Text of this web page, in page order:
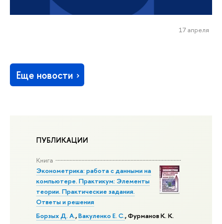
ПУБЛИКАЦИИ
Книга
Эконометрика: работа с данными на
компьютере. Практикум: Элементы
теории. Практические задания.
Ответы и решения
Борзых Д. А.,Вакуленко Е. С.,Фурманов К. К.
17 апреля
Еще новости